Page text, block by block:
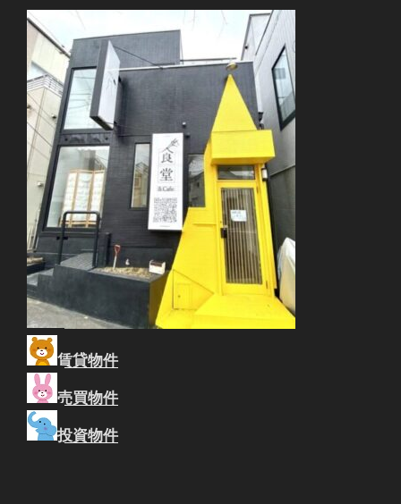
賃貸物件
売買物件
投資物件